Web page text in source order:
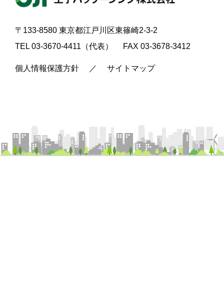
〒133-8580 東京都江戸川区東篠崎2-3-2
TEL 03-3670-4411（代表） FAX 03-3678-3412
個人情報保護方針 ／ サイトマップ